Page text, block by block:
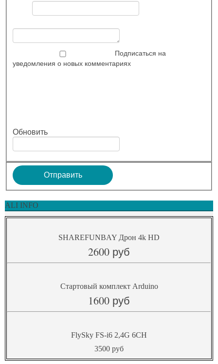
Подписаться на
уведомления о новых комментариях
Обновить
ALI INFO
SHAREFUNBAY Дрон 4k HD
2600 руб
Стартовый комплект Arduino
1600 руб
FlySky FS-i6 2,4G 6CH
3500 руб